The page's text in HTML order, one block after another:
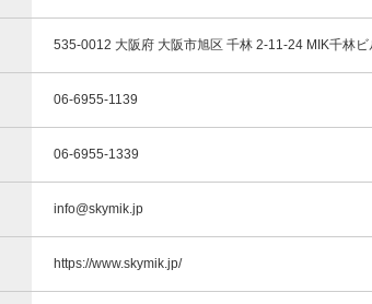
535-0012 大阪府 大阪市旭区 千林 2-11-24 MIK千林ビ
06-6955-1139
06-6955-1339
info@skymik.jp
https://www.skymik.jp/